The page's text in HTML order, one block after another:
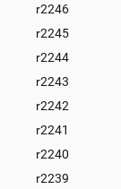
r2246
r2245
r2244
r2243
r2242
r2241
r2240
r2239